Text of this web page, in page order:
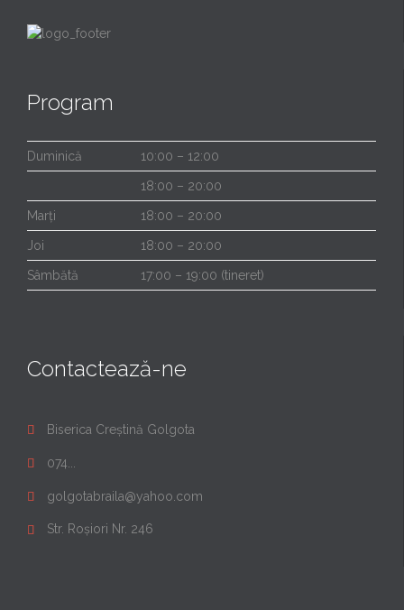
Program
Duminică 10:00 – 12:00
18:00 – 20:00
Marți 18:00 – 20:00
Joi 18:00 – 20:00
Sâmbătă 17:00 – 19:00 (tineret)
Contactează-ne
 Biserica Creștină Golgota
 074...
 golgotabraila@yahoo.com
 Str. Roșiori Nr. 246